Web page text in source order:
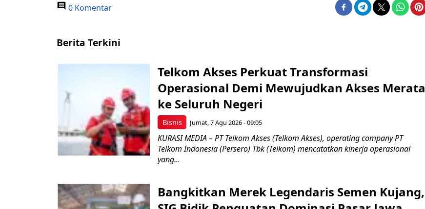
0 Komentar
Berita Terkini
Bisnis
Telkom Akses Perkuat Transformasi
Operasional Demi Mewujudkan Akses Merata
ke Seluruh Negeri
Jumat, 7 Agu 2026 - 09:05
KURASI MEDIA – PT Telkom Akses (Telkom Akses), operating company PT
Telkom Indonesia (Persero) Tbk (Telkom) mencatatkan kinerja operasional
yang...
Bangkitkan Merek Legendaris Semen Kujang,